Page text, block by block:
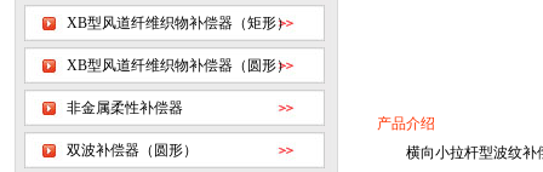
XB型风道纤维织物补偿器（矩形）
XB型风道纤维织物补偿器（圆形）
非金属柔性补偿器
双波补偿器（圆形）
产品介绍
横向小拉杆型波纹补偿